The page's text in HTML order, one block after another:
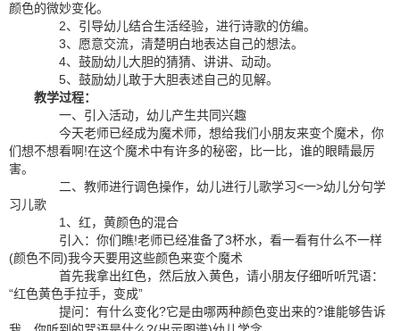
颜色的微妙变化。
2、引导幼儿结合生活经验，进行诗歌的仿编。
3、愿意交流，清楚明白地表达自己的想法。
4、鼓励幼儿大胆的猜猜、讲讲、动动。
5、鼓励幼儿敢于大胆表述自己的见解。
教学过程：
一、引入活动，幼儿产生共同兴趣
今天老师已经成为魔术师，想给我们小朋友来变个魔术，你
们想不想看啊!在这个魔术中有许多的秘密，比一比，谁的眼睛最厉
害。
二、教师进行调色操作，幼儿进行儿歌学习<一>幼儿分句学
习儿歌
1、红，黄颜色的混合
引入：你们瞧!老师已经准备了3杯水，看一看有什么不一样
(颜色不同)我今天要用这些颜色来变个魔术
首先我拿出红色，然后放入黄色，请小朋友仔细听听咒语：
“红色黄色手拉手，变成”
提问：有什么变化?它是由哪两种颜色变出来的?谁能够告诉